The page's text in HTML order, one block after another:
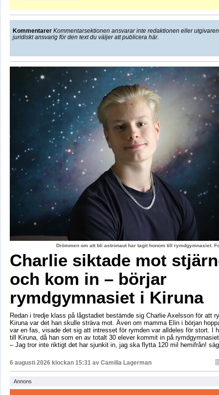
Kommentarer Kommentarsektionen ansvarar inte redaktionen eller
juridiskt ansvarig för den text du väljer att publicera här.
Drömmen om att bli astronaut har tagit honom till rymdgymnasiet.
Charlie siktade mot
och kom in – börjar
rymdgymnasiet i Kiruna
Redan i tredje klass på lågstadiet bestämde sig Charlie Axelsson för att
Kiruna var det han skulle sträva mot. Även om mamma Elin i början
var en fas, visade det sig att intresset för rymden var alldeles för stort. I
till Kiruna, då han som en av totalt 30 elever kommit in på
– Jag tror inte riktigt det har sjunkit in, jag ska flytta 120 mil hemifrån!
6 augusti 2026 klockan 15:31 av Camilla Lagerman
Annons